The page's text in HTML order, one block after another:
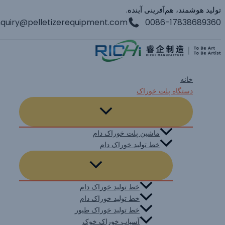
پرش
به
تولید هوشمند، هم‌آفرینی آینده.
0086-17838689360
خانه
دستگاه پلت خوراک
ماشین پلت خوراک دام
خط تولید خوراک دام
خط تولید خوراک دام
خط تولید خوراک دام
خط تولید خوراک طیور
آسیاب خوراک خوک